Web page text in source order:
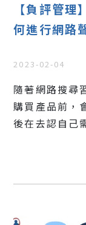
【負評管
何進行網路
2023-02-04
隨著網路搜尋
購買產品前，
後在去認自